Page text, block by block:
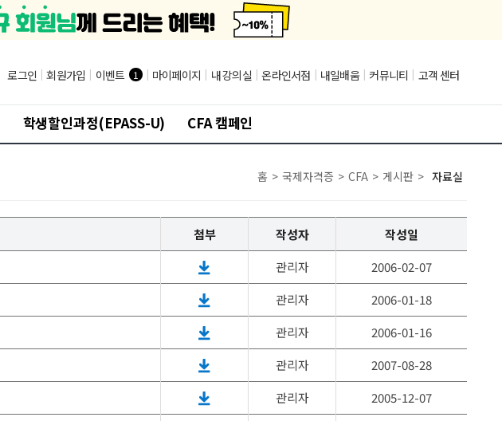
로그인 | 회원가입 | 이벤트 1 | 마이페이지 | 내 강의실 | 온라인서점 | 내일배움 | 커뮤니티 | 고객 센터
학생할인과정(EPASS-U) CFA 캠페인
홈 > 국제자격증 > CFA > 게시판 > 자료실
첨부 작성자
작성일
관리자
2006-02-07
관리자
2006-01-18
관리자
2006-01-16
관리자
2007-08-28
관리자
2005-12-07